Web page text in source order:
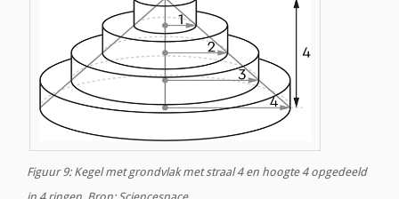
Figuur 9: Kegel met grondvlak met straal 4 en hoogte 4 opgedeeld